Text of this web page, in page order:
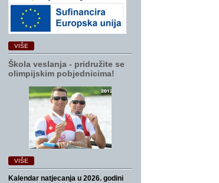
VIŠE
Škola veslanja ‑ pridružite se
olimpijskim pobjednicima!
VIŠE
Kalendar natjecanja u 2026. godini